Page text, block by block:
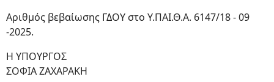
Αριθμός βεβαίωσης ΓΔΟΥ στο Υ.ΠΑΙ.Θ.Α. 6147/18 - 09
-2025.
Η ΥΠΟΥΡΓΟΣ
ΣΟΦΙΑ ΖΑΧΑΡΑΚΗ